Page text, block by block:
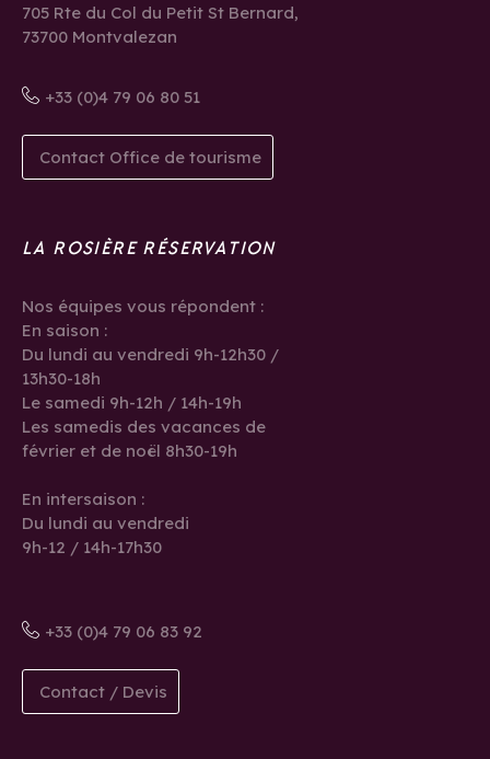
705 Rte du Col du Petit St Bernard,
73700 Montvalezan
+33 (0)4 79 06 80 51
Contact Office de tourisme
LA ROSIÈRE RÉSERVATION
Nos équipes vous répondent :
En saison :
Du lundi au vendredi 9h-12h30 /
13h30-18h
Le samedi 9h-12h / 14h-19h
Les samedis des vacances de
février et de noël 8h30-19h
En intersaison :
Du lundi au vendredi
9h-12 / 14h-17h30
+33 (0)4 79 06 83 92
Contact / Devis